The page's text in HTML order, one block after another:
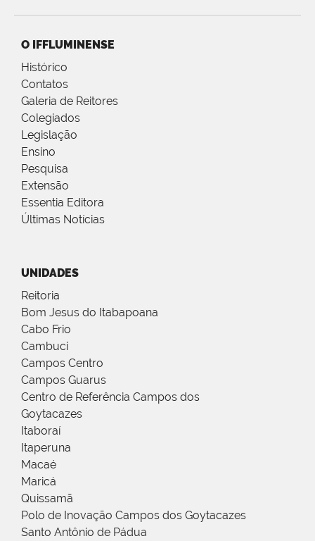
O IFFLUMINENSE
Histórico
Contatos
Galeria de Reitores
Colegiados
Legislação
Ensino
Pesquisa
Extensão
Essentia Editora
Últimas Notícias
UNIDADES
Reitoria
Bom Jesus do Itabapoana
Cabo Frio
Cambuci
Campos Centro
Campos Guarus
Centro de Referência Campos dos
Goytacazes
Itaboraí
Itaperuna
Macaé
Maricá
Quissamã
Polo de Inovação Campos dos Goytacazes
Santo Antônio de Pádua